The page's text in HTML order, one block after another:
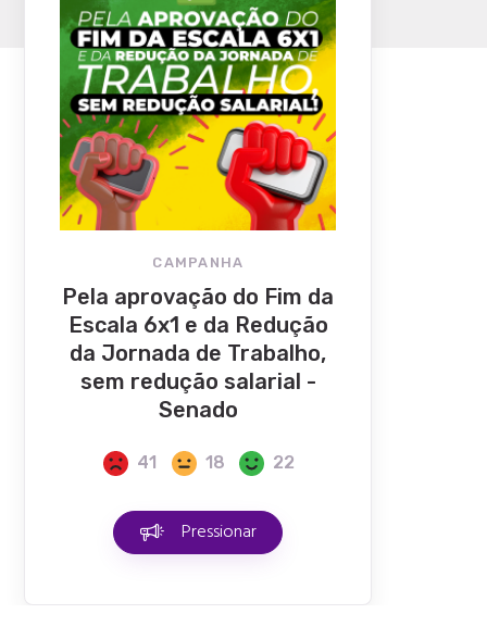
CAMPANHA
Pela aprovação do Fim da
Escala 6x1 e da Redução
da Jornada de Trabalho,
sem redução salarial -
Senado
41 18 22
Pressionar